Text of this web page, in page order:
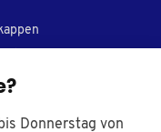
Donnerstag von